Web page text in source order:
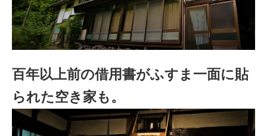
百年以上前の借用書がふすま一面に貼
られた空き家も。